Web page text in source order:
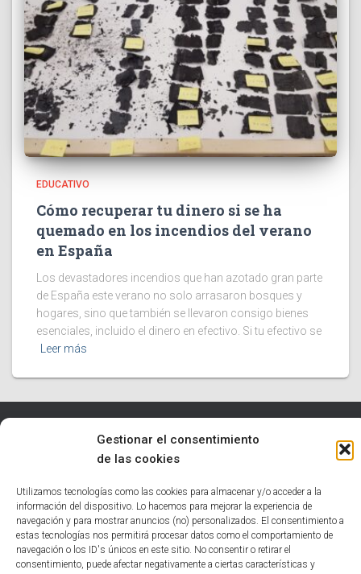
Gestionar el consentimiento
de las cookies
Utilizamos tecnologías como las cookies para almacenar y/o acceder a la
información del dispositivo. Lo hacemos para mejorar la experiencia de
navegación y para mostrar anuncios (no) personalizados. El consentimiento a
estas tecnologías nos permitirá procesar datos como el comportamiento de
navegación o los ID's únicos en este sitio. No consentir o retirar el
consentimiento, puede afectar negativamente a ciertas características y
EDUCATIVO
Cómo recuperar tu dinero si se ha
quemado en los incendios del verano
en España
Los devastadores incendios que han azotado gran parte
de España este verano no solo arrasaron bosques y
hogares, sino que también se llevaron consigo bienes
esenciales, incluido el dinero en efectivo. Si tu efectivo se
Leer más
TECNOLOGÍA EDUCATIVO
HUMOR NOTICIAS INTERESANTES
POLÍTICA DE COOKIES (UE)
Hestia | Desarrollado porThemeIsle